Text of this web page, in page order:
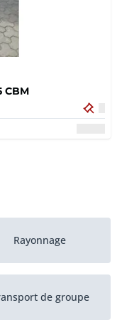
CBM
Rayonnage
de groupe